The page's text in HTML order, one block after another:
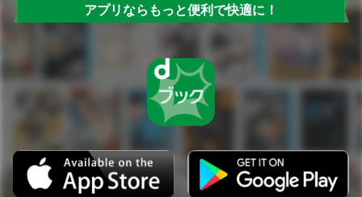
アプリならもっと便利で快適に！